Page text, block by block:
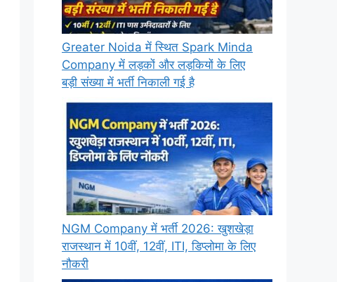
Greater Noida में स्थित Spark Minda
Company में लड़कों और लड़कियों के लिए
बड़ी संख्या में भर्ती निकाली गई है
NGM Company में भर्ती 2026: खुशखेड़ा
राजस्थान में 10वीं, 12वीं, ITI, डिप्लोमा के लिए
नौकरी